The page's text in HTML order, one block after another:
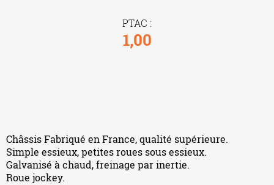
PTAC :
1,00
Châssis Fabriqué en France, qualité supérieure.
Simple essieux, petites roues sous essieux.
Galvanisé à chaud, freinage par inertie.
Roue jockey.